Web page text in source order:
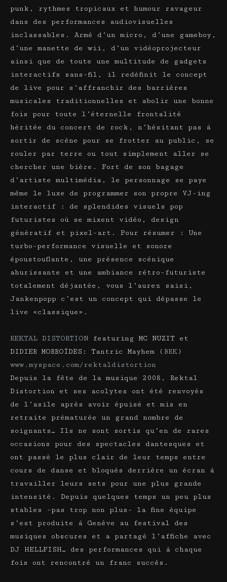
punk, rythmes tropicaux et humour ravageur
dans des performances audiovisuelles
inclassables. Armé d’un micro, d’une gameboy,
d’une manette de wii, d’un vidéoprojecteur
ainsi que de toute une multitude de gadgets
interactifs sans-fil, il redéfinit le concept
de live pour s’affranchir des barrières
musicales traditionnelles et abolir une bonne
fois pour toute l’éternelle frontalité
héritée du concert de rock, n’hésitant pas à
sortir de scène pour se frotter au public, se
rouler par terre ou tout simplement aller se
chercher une bière. Fort de son bagage
d’artiste multimédia, le personnage se paye
même le luxe de programmer son propre VJ-ing
interactif : de splendides visuels pop
futuristes où se mixent vidéo, design
génératif et pixel-art. Pour résumer : Une
turbo-performance visuelle et sonore
époustouflante, une présence scénique
ahurissante et une ambiance rétro-futuriste
totalement déjantée, vous l’aurez saisi,
Jankenpopp c’est un concept qui dépasse le
live «classique».
REKTAL DISTORTION featuring MC NUZIT et
DIDIER MORROÏDES: Tantric Mayhem ( BRK)
www.myspace.com/rektaldistortion
Depuis la fête de la musique 2008, Rektal
Distortion et ses acolytes ont été renvoyés
de l’asile après avoir épuisé et mis en
retraite prématurée un grand nombre de
soignants… Ils ne sont sortis qu’en de rares
occasions pour des spectacles dantesques et
ont passé le plus clair de leur temps entre
cours de danse et bloqués derrière un écran à
travailler leurs sets pour une plus grande
intensité. Depuis quelques temps un peu plus
stables -pas trop non plus- la fine équipe
s’est produite à Genève au festival des
musiques obscures et a partagé l’affiche avec
DJ HELLFISH… des performances qui à chaque
fois ont rencontré un franc succès.